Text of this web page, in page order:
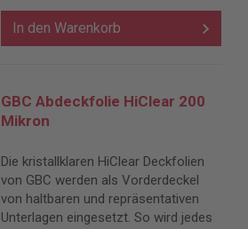
In den Warenkorb
GBC Abdeckfolie HiClear 200
Mikron
Die kristallklaren HiClear Deckfolien
von GBC werden als Vorderdeckel
von haltbaren und repräsentativen
Unterlagen eingesetzt. So wird jedes